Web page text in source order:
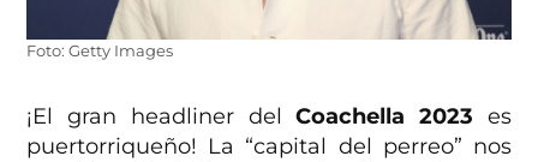
Foto: Getty Images
¡El gran headliner delCoachella 2023 es
puertorriqueño! La “capital del perreo” nos